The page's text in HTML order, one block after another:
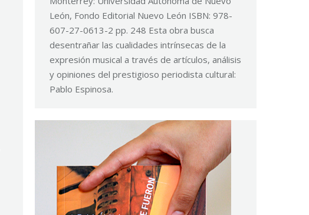
León, Fondo Editorial Nuevo León ISBN: 978-
607-27-0613-2 pp. 248 Esta obra busca
desentrañar las cualidades intrínsecas de la
expresión musical a través de artículos, análisis
y opiniones del prestigioso periodista cultural:
Pablo Espinosa.